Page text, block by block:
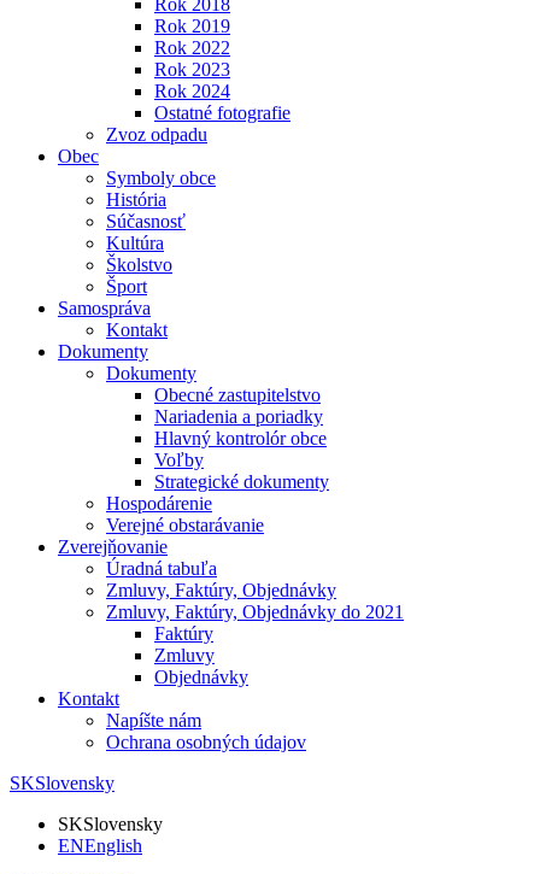
Rok 2018
Rok 2019
Rok 2022
Rok 2023
Rok 2024
Ostatné fotografie
Zvoz odpadu
Obec
Symboly obce
História
Súčasnosť
Kultúra
Školstvo
Šport
Samospráva
Kontakt
Dokumenty
Dokumenty
Obecné zastupitelstvo
Nariadenia a poriadky
Hlavný kontrolór obce
Voľby
Strategické dokumenty
Hospodárenie
Verejné obstarávanie
Zverejňovanie
Úradná tabuľa
Zmluvy, Faktúry, Objednávky
Zmluvy, Faktúry, Objednávky do 2021
Faktúry
Zmluvy
Objednávky
Kontakt
Napíšte nám
Ochrana osobných údajov
SKSlovensky
SKSlovensky
ENEnglish